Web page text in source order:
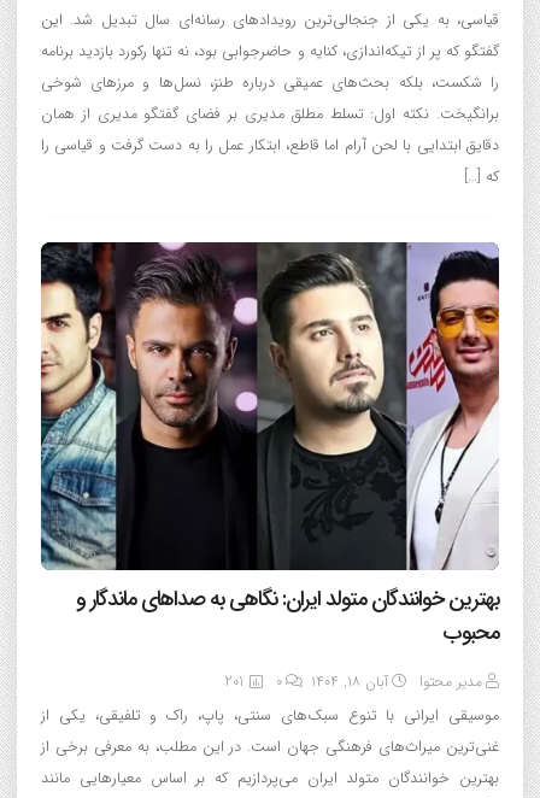
قیاسی، به یکی از جنجالی‌ترین رویدادهای رسانه‌ای سال تبدیل شد. این
گفتگو که پر از تیکه‌اندازی، کنایه و حاضرجوابی بود، نه تنها رکورد بازدید برنامه
را شکست، بلکه بحث‌های عمیقی درباره طنز، نسل‌ها و مرزهای شوخی
برانگیخت. نکته اول: تسلط مطلق مدیری بر فضای گفتگو مدیری از همان
دقایق ابتدایی با لحن آرام اما قاطع، ابتکار عمل را به دست گرفت و قیاسی را
که […]
بهترین خوانندگان متولد ایران: نگاهی به صداهای ماندگار و
محبوب
مدیر محتوا آبان ۱۸, ۱۴۰۴ 0
201
موسیقی ایرانی با تنوع سبک‌های سنتی، پاپ، راک و تلفیقی، یکی از
غنی‌ترین میراث‌های فرهنگی جهان است. در این مطلب، به معرفی برخی از
بهترین خوانندگان متولد ایران می‌پردازیم که بر اساس معیارهایی مانند